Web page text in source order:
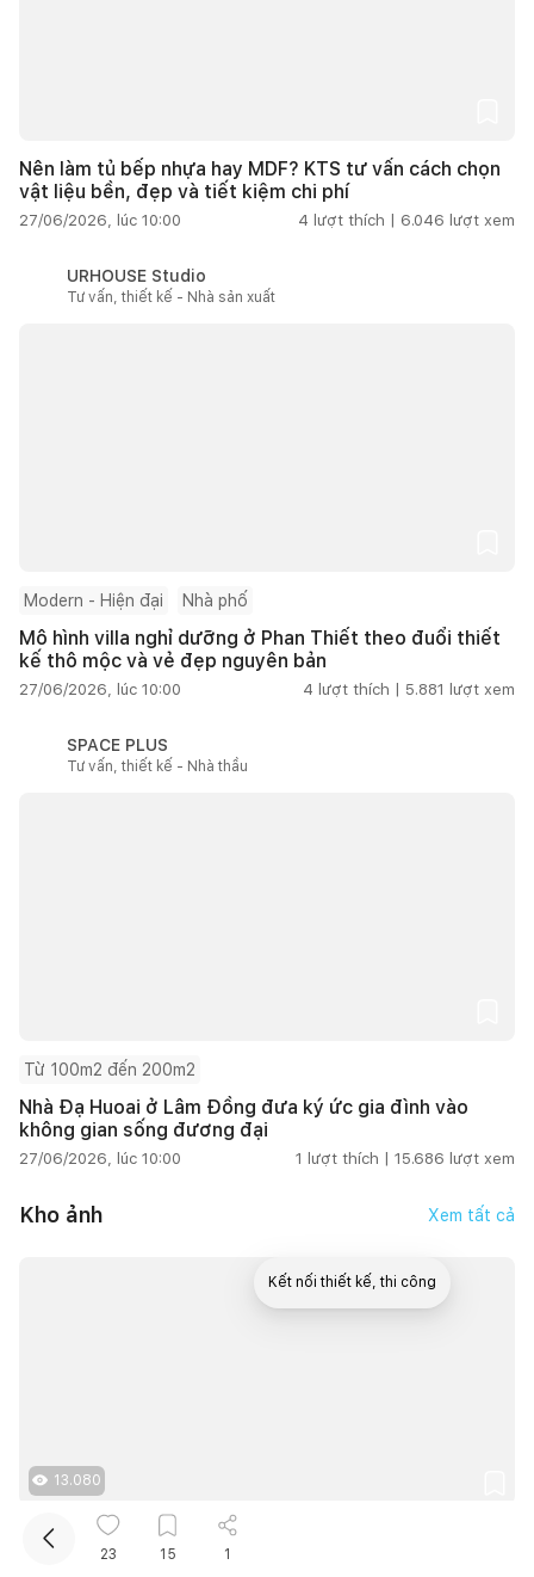
Nên làm tủ bếp nhựa hay MDF? KTS tư vấn cách chọn
vật liệu bền, đẹp và tiết kiệm chi phí
27/06/2026, lúc 10:00 4 lượt thích | 6.046 lượt xem
URHOUSE Studio
Tư vấn, thiết kế - Nhà sản xuất
Modern - Hiện đại Nhà phố
Mô hình villa nghỉ dưỡng ở Phan Thiết theo đuổi thiết
kế thô mộc và vẻ đẹp nguyên bản
27/06/2026, lúc 10:00 4 lượt thích | 5.881 lượt xem
SPACE PLUS
Tư vấn, thiết kế - Nhà thầu
Từ 100m2 đến 200m2
Nhà Đạ Huoai ở Lâm Đồng đưa ký ức gia đình vào
không gian sống đương đại
27/06/2026, lúc 10:00 1 lượt thích | 15.686 lượt xem
Kho ảnh Xem tất cả
13.080
23 15 1
Kết nối thiết kế, thi công